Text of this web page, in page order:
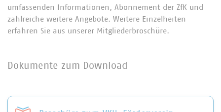
umfassenden Informationen, Abonnement der ZfK und
zahlreiche weitere Angebote. Weitere Einzelheiten
erfahren Sie aus unserer Mitgliederbroschüre.
Dokumente zum Download